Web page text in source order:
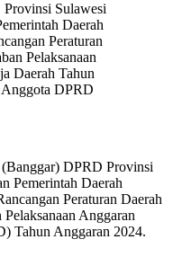
Sulawesi
Daerah
Peraturan
Pelaksanaan
Daerah Tahun
DPRD
DPRD Provinsi
Pemerintah Daerah
Peraturan Daerah
Anggaran
Tahun Anggaran 2024.